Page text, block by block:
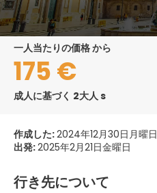
一人当たりの価格 から
175 €
成人に基づく 2大人 s
作成した:2024年12月30日月曜日
出発:2025年2月21日金曜日
行き先について